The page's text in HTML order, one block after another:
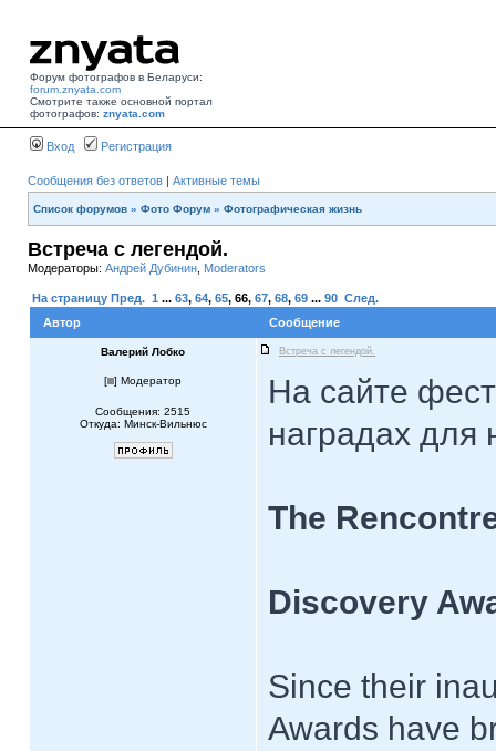
Форум фотографов в Беларуси:
forum.znyata.com
Смотрите также основной портал
фотографов: znyata.com
Вход Регистрация
Сообщения без ответов | Активные темы
Список форумов » Фото Форум » Фотографическая жизнь
Встреча с легендой.
Модераторы: Андрей Дубинин Moderators
На страницу Пред. 1 ... 63, 64, 65, 66, 67, 68, 69 ... 90 След.
Автор
Сообщение
Валерий Лобко Встреча с легендой.
[ ] Модератор
Сообщения: 2515
Откуда: Минск-Вильнюс
На сайте
наградах для
The
Discovery
Since their
Awards have